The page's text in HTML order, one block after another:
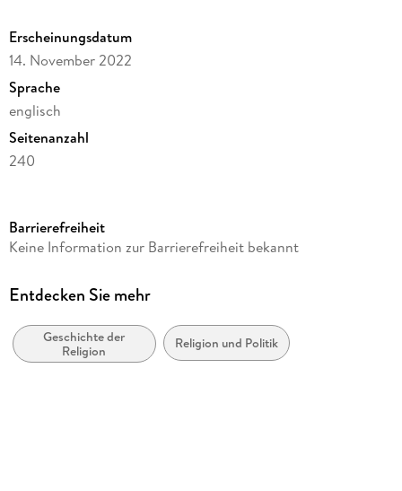
Erscheinungsdatum
14. November 2022
Sprache
englisch
Seitenanzahl
240
Autor/Autorin
Verlag/Hersteller
Abbildungen
XV, 222 p.
Barrierefreiheit
Keine Information zur Barrierefreiheit bekannt
Entdecken Sie mehr
Geschichte der
Religion
Religion und Politik